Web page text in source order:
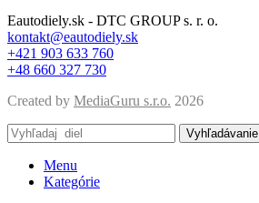
Eautodiely.sk - DTC GROUP s. r. o.
kontakt@eautodiely.sk
+421 903 633 760
+48 660 327 730
Created by MediaGuru s.r.o. 2026
Vyhľadávanie
Menu
Kategórie